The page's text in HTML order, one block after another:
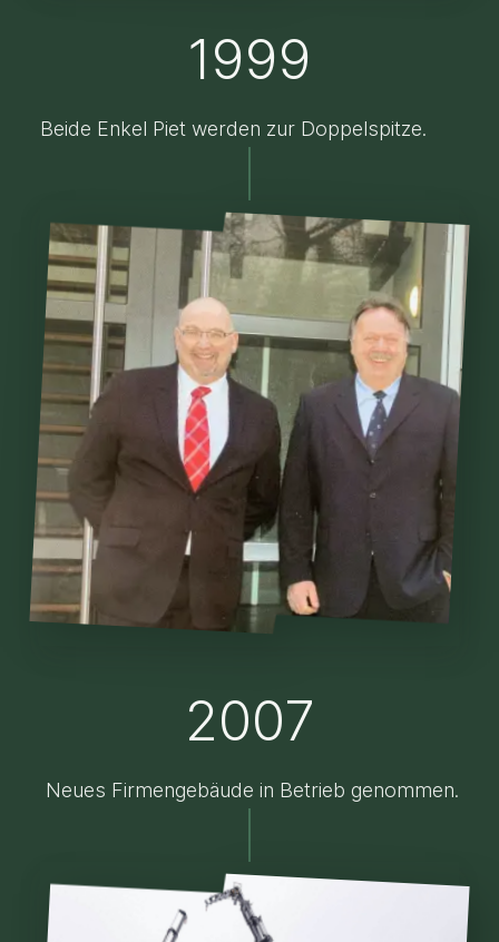
1999
Beide Enkel Piet werden zur Doppelspitze.
2007
Neues Firmengebäude in Betrieb genommen.